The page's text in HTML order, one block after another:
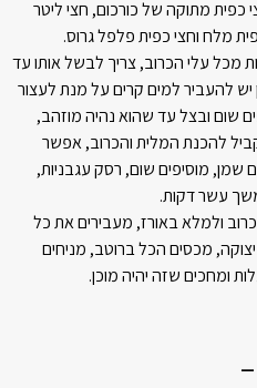
מתוקה של כורכום, חצי ליטר
מלח וחצי כפית פלפל גרוס.
מכל עלי הכרוב, צריך לבשל אותו עד
להעביר למים קרים על מנת לעצור
שום ובצל עד שהוא נהיה מוזהב,
להכנת המלית והכרוב, אפשר
שמן, מוסיפים שום, רסק עגבניות,
עשר דקות.
ולמלא באורז, מעבירים את כל
מכסים הכל ברוטב, מניחים